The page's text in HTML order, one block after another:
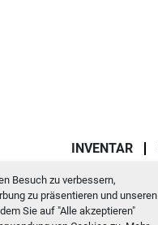
Besuch zu verbessern,
zu präsentieren und unseren
Sie auf "Alle akzeptieren"
INVENTAR